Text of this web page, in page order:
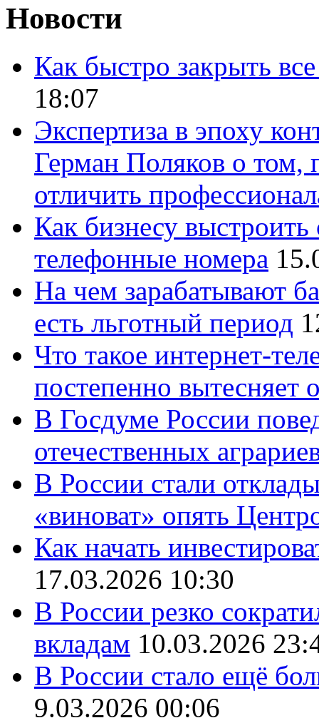
Новости
Как быстро закрыть
18:07
Экспертиза в эпоху
Герман Поляков о том,
отличить
Как бизнесу
телефонные номера
На чем зарабатывают
есть льготный период
Что такое интернет-
постепенно вытесняет
В Госдуме России
отечественных
В России стали
«виноват» опять
Как начать
17.03.2026 10:30
В России резко
вкладам 10.03.2026
В России стало ещё
9.03.2026 00:06